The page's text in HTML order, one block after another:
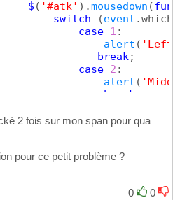
$ ( '#atk' ) .mousedown (
switch
(event .which
case 1 :
alert ( 'Left
break;
case 2 :
alert (
break
alert(
default:
2 fois sur mon span pour qua
pour ce petit problème ?
0
0